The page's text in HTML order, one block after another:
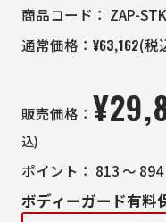
商品コード： ZAP-
通常価格： ¥63,162(税
販売価格： ¥
込)
ポイント： 813 ～ 894
ボディーガード有料